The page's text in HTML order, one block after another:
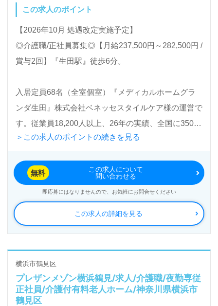
渉など完全無料サービスをご利用いただけます。＜非
この求人のポイント
【2026年10月 処遇改定実施予定】
◎介護職/正社員募集◎【月給237,500円～282,500円 /
賞与2回】『生田駅』徒歩6分。
入居定員68名（全室個室）『メディカルホームグラ
ンダ生田』株式会社ベネッセスタイルケア様の運営で
す。従業員18,200人以上、26年の実績、全国に350拠
点以上の有料老人ホーム、児童/学童領域で事業展開
ンランク上の介護サービスをご提供。資格支援制度や
教育研修プログラムも充実。『入社してよかった！』
のお声も届く企業様です。
◎24時間看護職員様在籍のメディカルホーム！うれ
しい各種諸手当、キャリアアップを目指せる研修制度
充実の事業所様！◎
看護助手や介護職経験のある方はもちろん、これから
介護職を目指される方も幅広く募集します。充実の
＞この求人のポイントの続きを見る
この求人の詳細を見る
無料
この求人について
問い合わせる
即応募にはなりませんので、お気軽にお問合せください
横浜市鶴見区
プレザンメゾン横浜鶴見/求人/介護職/夜勤専従
正社員/介護付有料老人ホーム/神奈川県横浜市
鶴見区